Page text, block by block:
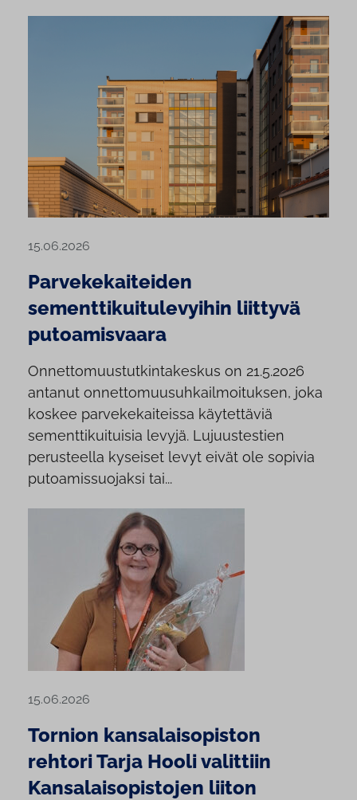
15.06.2026
Parvekekaiteiden
sementtikuitulevyihin liittyvä
putoamisvaara
Onnettomuustutkintakeskus on 21.5.2026
antanut onnettomuusuhkailmoituksen, joka
koskee parvekekaiteissa käytettäviä
sementtikuituisia levyjä. Lujuustestien
perusteella kyseiset levyt eivät ole sopivia
putoamissuojaksi tai...
15.06.2026
Tornion kansalaisopiston
rehtori Tarja Hooli valittiin
Kansalaisopistojen liiton